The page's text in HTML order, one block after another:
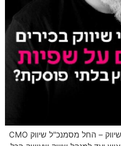
התמודדות עם לחץ במשרות שיווק – החל מסמנכ"ל שיווק CMO